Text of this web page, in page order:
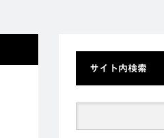
サイト内検索